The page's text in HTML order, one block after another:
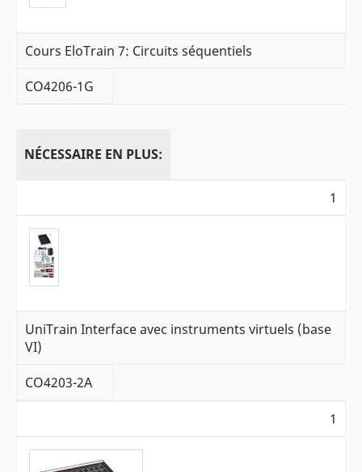
Cours EloTrain 7: Circuits séquentiels
CO4206-1G
NÉCESSAIRE EN PLUS:
1
UniTrain Interface avec instruments virtuels (base
VI)
CO4203-2A
1